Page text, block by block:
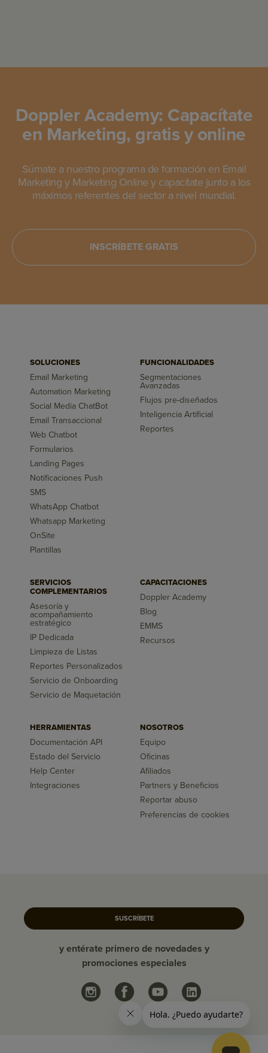
Doppler Academy: Capacítate
en Marketing, gratis y online
Súmate a nuestro programa de formación en Email
Marketing y Marketing Online y capacítate junto a los
máximos referentes del sector a nivel mundial.
INSCRÍBETE GRATIS
SOLUCIONES
Email Marketing
Automation Marketing
Social Media ChatBot
Email Transaccional
Web Chatbot
Formularios
Landing Pages
Notificaciones Push
SMS
WhatsApp Chatbot
Whatsapp Marketing
OnSite
Plantillas
FUNCIONALIDADES
Segmentaciones
Avanzadas
Flujos pre-diseñados
Inteligencia Artificial
Reportes
SERVICIOS
COMPLEMENTARIOS
Asesoría y
acompañamiento
estratégico
IP Dedicada
Limpieza de Listas
Reportes Personalizados
Servicio de Onboarding
Servicio de Maquetación
CAPACITACIONES
Doppler Academy
Blog
EMMS
Recursos
HERRAMIENTAS
Documentación API
Estado del Servicio
Help Center
Integraciones
NOSOTROS
Equipo
Oficinas
Afiliados
Partners y Beneficios
Reportar abuso
Preferencias de cookies
SUSCRÍBETE
y entérate primero de novedades y
promociones especiales